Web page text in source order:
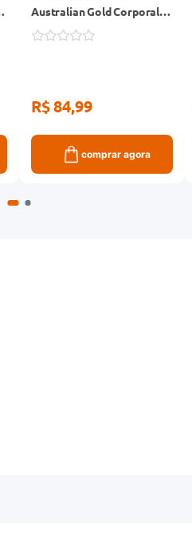
Australian Gold Corporal
FPS50 200g + Protetor
R$ 84,99
comprar agora